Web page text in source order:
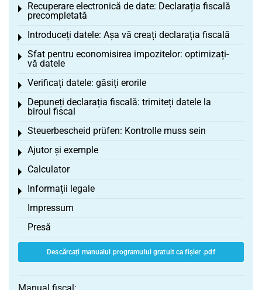
Recuperare electronică de date: Declarația fiscală
precompletată
Toggle menu
Introduceți datele: Așa vă creați declarația fiscală
Toggle menu
Sfat pentru economisirea impozitelor: optimizați-
vă datele
Toggle menu
Verificați datele: găsiți erorile
Toggle menu
Depuneți declarația fiscală: trimiteți datele la
biroul fiscal
Toggle menu
Steuerbescheid prüfen: Kontrolle muss sein
Toggle menu
Ajutor și exemple
Toggle menu
Calculator
Toggle menu
Informații legale
Toggle menu
Impressum
Presă
Descărcați manualul programului gratuit ca fișier .pdf